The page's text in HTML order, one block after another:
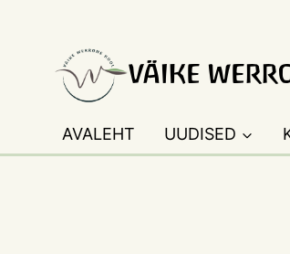
VÄIKE
AVALEHT UUDISED